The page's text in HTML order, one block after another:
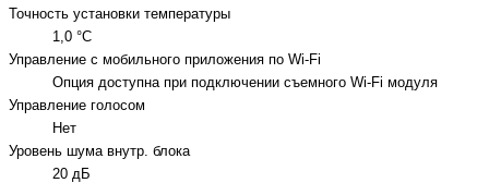
Точность установки температуры
1,0 °С
Управление c мобильного приложения по Wi-Fi
Опция доступна при подключении съемного Wi-Fi модуля
Управление голосом
Нет
Уровень шума внутр. блока
20 дБ